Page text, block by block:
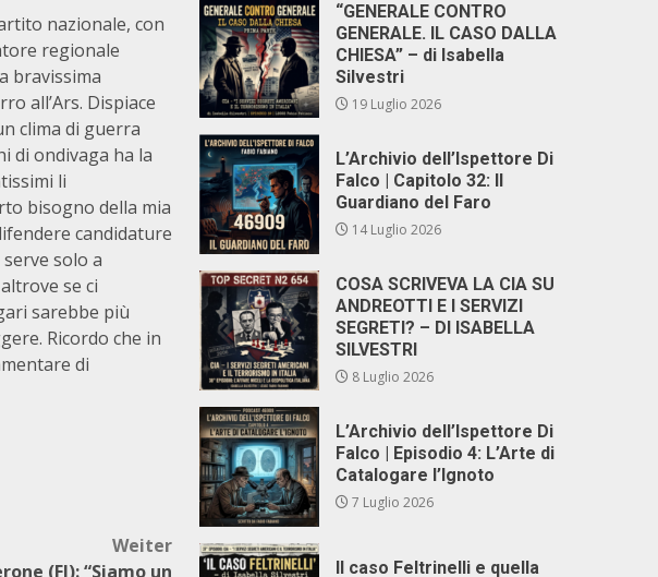
nazionale, con
regionale
bravissima
all’Ars. Dispiace
clima di guerra
di ondivaga ha la
li
bisogno della mia
candidature
solo a
se ci
sarebbe più
Ricordo che in
di
Weiter
(FI): “Siamo un
“GENERALE CONTRO
GENERALE. IL CASO DALLA
CHIESA” – di Isabella
Silvestri
19 Luglio 2026
L’Archivio dell’Ispettore Di
Falco | Capitolo 32: Il
Guardiano del Faro
14 Luglio 2026
COSA SCRIVEVA LA CIA SU
ANDREOTTI E I SERVIZI
SEGRETI? – DI ISABELLA
SILVESTRI
8 Luglio 2026
L’Archivio dell’Ispettore Di
Falco | Episodio 4: L’Arte di
Catalogare l’Ignoto
7 Luglio 2026
Il caso Feltrinelli e quella